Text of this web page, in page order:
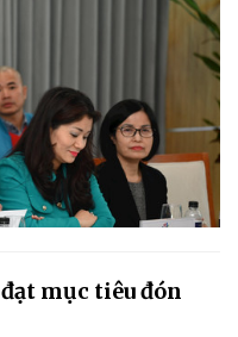
mục tiêu đón